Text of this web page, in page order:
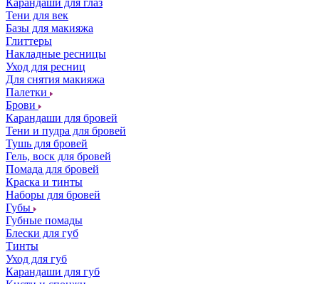
Карандаши для глаз
Тени для век
Базы для макияжа
Глиттеры
Накладные ресницы
Уход для ресниц
Для снятия макияжа
Палетки
Брови
Карандаши для бровей
Тени и пудра для бровей
Тушь для бровей
Гель, воск для бровей
Помада для бровей
Краска и тинты
Наборы для бровей
Губы
Губные помады
Блески для губ
Тинты
Уход для губ
Карандаши для губ